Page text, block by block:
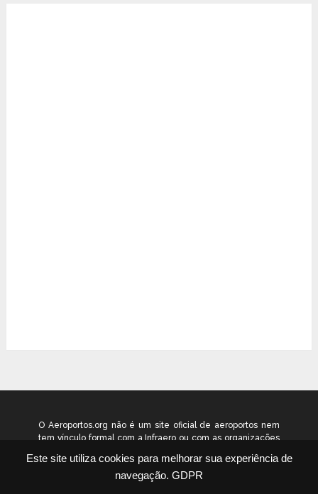
Este site utiliza cookies para melhorar sua experiência de
navegação. GDPR
O Aeroportos.org não é um site oficial de aeroportos nem
tem vínculo formal com a Infraero ou com as organizações
como um guia independente de informação voltado ao
público geral. © 2026 aeroportos.org – Todos os direitos